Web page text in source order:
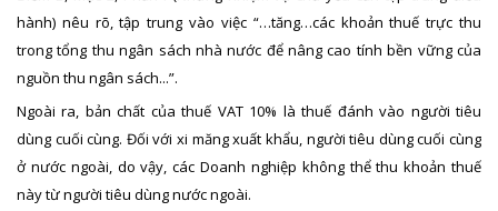
hành) nêu rõ, tập trung vào việc “…tăng…các khoản thuế trực thu
trong tổng thu ngân sách nhà nước để nâng cao tính bền vững của
nguồn thu ngân sách...”.
Ngoài ra, bản chất của thuế VAT 10% là thuế đánh vào người tiêu
dùng cuối cùng. Đối với xi măng xuất khẩu, người tiêu dùng cuối cùng
ở nước ngoài, do vậy, các Doanh nghiệp không thể thu khoản thuế
này từ người tiêu dùng nước ngoài.